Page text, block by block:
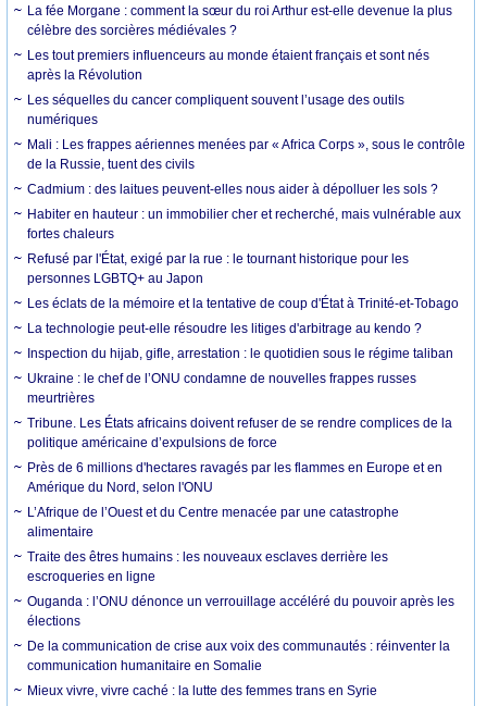
La fée Morgane : comment la sœur du roi Arthur est-elle devenue la plus
célèbre des sorcières médiévales ?
Les tout premiers influenceurs au monde étaient français et sont nés
après la Révolution
Les séquelles du cancer compliquent souvent l’usage des outils
numériques
Mali : Les frappes aériennes menées par « Africa Corps », sous le contrôle
de la Russie, tuent des civils
Cadmium : des laitues peuvent-elles nous aider à dépolluer les sols ?
Habiter en hauteur : un immobilier cher et recherché, mais vulnérable aux
fortes chaleurs
Refusé par l'État, exigé par la rue : le tournant historique pour les
personnes LGBTQ+ au Japon
Les éclats de la mémoire et la tentative de coup d'État à Trinité-et-Tobago
La technologie peut-elle résoudre les litiges d'arbitrage au kendo ?
Inspection du hijab, gifle, arrestation : le quotidien sous le régime taliban
Ukraine : le chef de l’ONU condamne de nouvelles frappes russes
meurtrières
Tribune. Les États africains doivent refuser de se rendre complices de la
politique américaine d’expulsions de force
Près de 6 millions d'hectares ravagés par les flammes en Europe et en
Amérique du Nord, selon l'ONU
L’Afrique de l’Ouest et du Centre menacée par une catastrophe
alimentaire
Traite des êtres humains : les nouveaux esclaves derrière les
escroqueries en ligne
Ouganda : l’ONU dénonce un verrouillage accéléré du pouvoir après les
élections
De la communication de crise aux voix des communautés : réinventer la
communication humanitaire en Somalie
Mieux vivre, vivre caché : la lutte des femmes trans en Syrie